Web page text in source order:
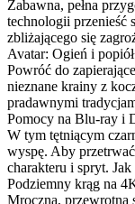
Zabawna, pełna
technologii przenieść
zbliżającego się
Avatar: Ogień i
Powróć do
nieznane krainy z
pradawnymi
Pomocy na Blu-ray i
W tym tętniącym
wyspę. Aby
charakteru i spryt.
Podziemny krąg na
Mroczna, przewrotna